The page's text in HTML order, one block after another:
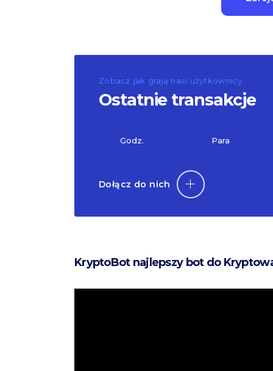
Zobacz jak grają nasi użytkownicy
Ostatnie transakcje
Godz. Para
Dołącz do nich
KryptoBot najlepszy bot do